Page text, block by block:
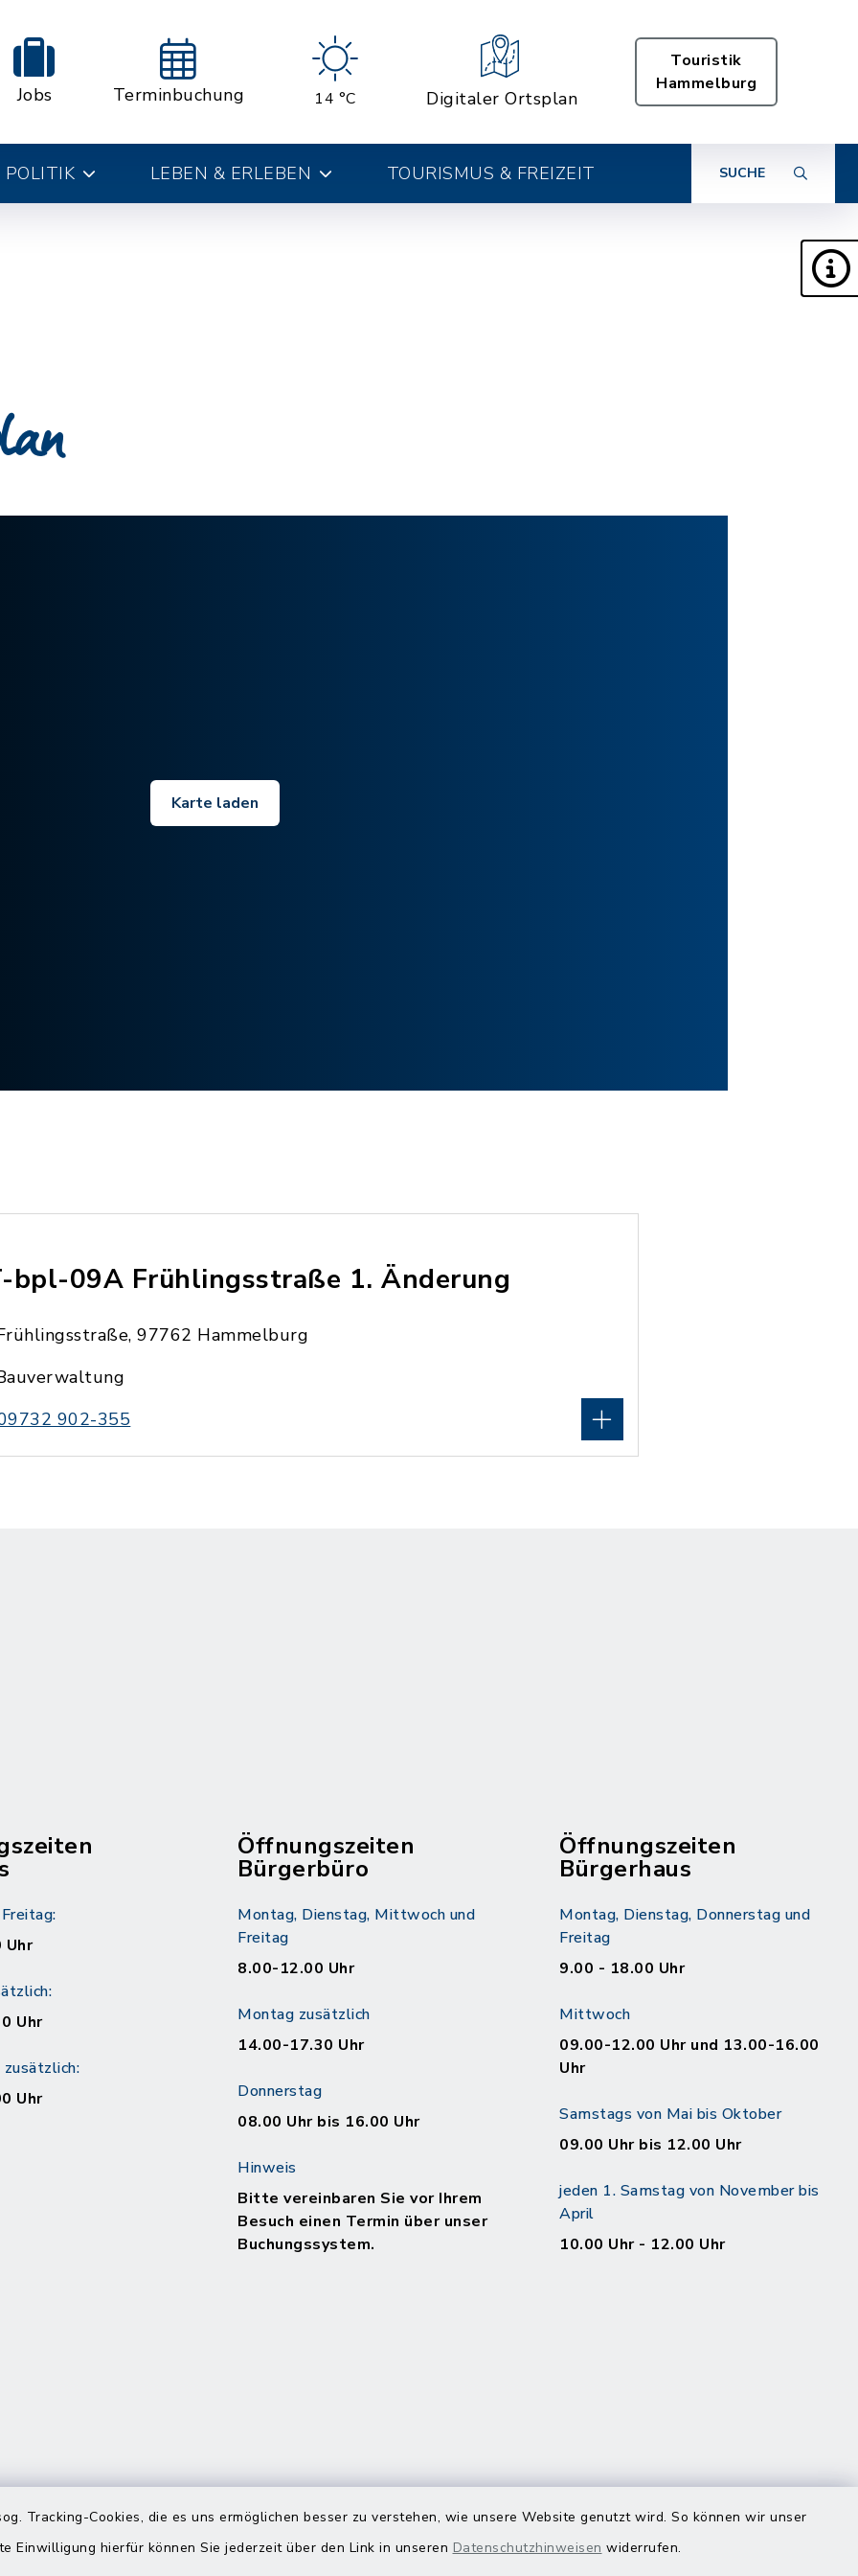
Tracking-Cookies, die es uns ermöglichen besser zu verstehen, wie unsere Website genutzt wird. So können wir unser
Einwilligung hierfür können Sie jederzeit über den Link in unseren Datenschutzhinweisen widerrufen.
Jobs Terminbuchung 14 °C Digitaler Ortsplan
Touristik
Hammelburg
POLITIK LEBEN & ERLEBEN TOURISMUS & FREIZEIT SUCHE
Karte laden
bpl-09A Frühlingsstraße 1. Änderung
97762 Hammelburg
902-355
Uhr
Uhr
Uhr
Öffnungszeiten
Bürgerbüro
Montag, Dienstag, Mittwoch und
Freitag
8.00-12.00 Uhr
Montag zusätzlich
14.00-17.30 Uhr
Donnerstag
08.00 Uhr bis 16.00 Uhr
Hinweis
Bitte vereinbaren Sie vor Ihrem
Besuch einen Termin über unser
Buchungssystem.
Öffnungszeiten
Bürgerhaus
Montag, Dienstag, Donnerstag und
Freitag
9.00 - 18.00 Uhr
Mittwoch
09.00-12.00 Uhr und 13.00-16.00
Uhr
Samstags von Mai bis Oktober
09.00 Uhr bis 12.00 Uhr
jeden 1. Samstag von November bis
April
10.00 Uhr - 12.00 Uhr